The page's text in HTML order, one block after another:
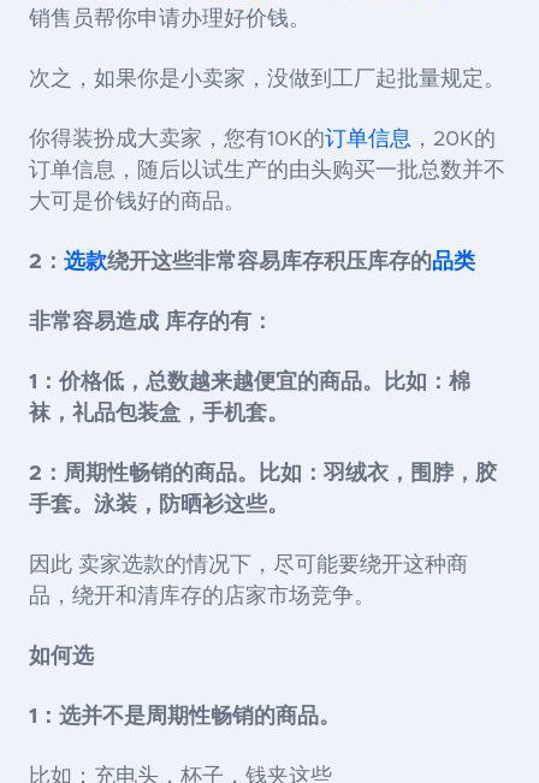
销售员帮你申请办理好价钱。
次之，如果你是小卖家，没做到工厂起批量规定。
你得装扮成大卖家，您有10K的订单信息 ，20K的
订单信息，随后以试生产的由头购买一批总数并不
大可是价钱好的商品。
2： 选款绕开这些非常容易库存积压库存的 品类
非常容易造成 库存的有：
1：价格低，总数越来越便宜的商品。比如：棉
袜，礼品包装盒，手机套。
2：周期性畅销的商品。比如：羽绒衣，围脖，胶
手套。泳装，防晒衫这些。
因此 卖家选款的情况下，尽可能要绕开这种商
品，绕开和清库存的店家市场竞争。
如何选
1：选并不是周期性畅销的商品。
比如：充电头，杯子，钱夹这些